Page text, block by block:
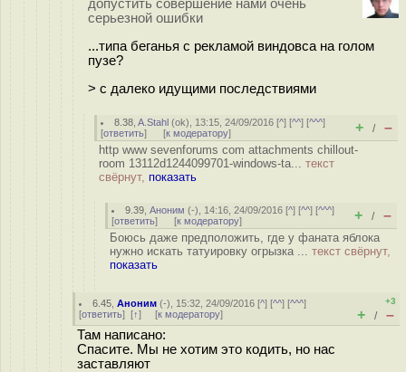
допустить совершение нами очень
серьезной ошибки
...типа беганья с рекламой виндовса на голом
пузе?
> с далеко идущими последствиями
8.38 ,A.Stahl (ok), 13:15, 24/09/2016 [^] [^^] [^^^]
[ответить] [к модератору] + / –
http www sevenforums com attachments chillout-
room 13112d1244099701-windows-ta... текст
свёрнут, показать
9.39 ,Аноним (-), 14:16, 24/09/2016 [^] [^^] [^^^]
[ответить] [к модератору] + / –
Боюсь даже предположить, где у фаната яблока
нужно искать татуировку огрызка ... текст свёрнут,
показать
6.45 ,Аноним (-), 15:32, 24/09/2016 [^] [^^] [^^^]
[ответить] [↑] [к модератору]
+3
+ / –
Там написано:
Спасите. Мы не хотим это кодить, но нас
заставляют